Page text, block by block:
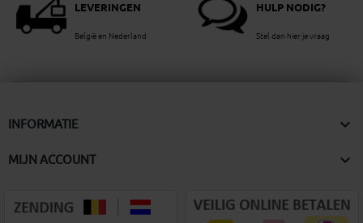
LEVERINGEN
België en Nederland
HULP NODIG?
Stel dan hier je vraag
INFORMATIE 
MIJN ACCOUNT 